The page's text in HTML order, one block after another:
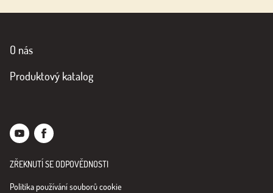
O nás
Produktový katalog
ZŘEKNUTÍ SE ODPOVĚDNOSTI
Politika používání souborů cookie